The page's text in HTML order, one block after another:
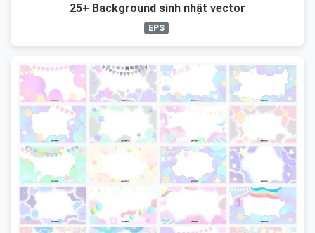
25+ Background sinh nhật vector
EPS